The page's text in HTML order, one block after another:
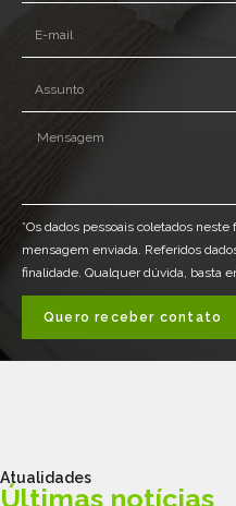
*Os dados pessoais coletados
mensagem enviada. Referidos
finalidade. Qualquer dúvida, basta
Quero receber contato
Atualidades
Últimas notícias